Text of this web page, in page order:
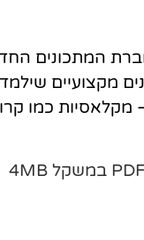
המתכונים
מקצועיים
כמו